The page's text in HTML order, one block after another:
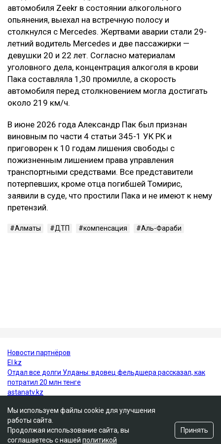
воздействия на причинителя вреда, —
говорится в постановлении суда.
В результате приговор в части гражданского иска
оставили без изменения.
Контекст
Смертельное ДТП произошло в ночь на 21 марта на
проспекте аль-Фараби в Алматы. По данным
следствия, Александр Пак, находясь за рулем
автомобиля Zeekr в состоянии алкогольного
опьянения, выехал на встречную полосу и
столкнулся с Mercedes. Жертвами аварии стали 29-
летний водитель Mercedes и две пассажирки —
девушки 20 и 22 лет. Согласно материалам
уголовного дела, концентрация алкоголя в крови
Пака составляла 1,30 промилле, а скорость
автомобиля перед столкновением могла достигать
около 219 км/ч.
Алматы ДТП
Мы используем файлы cookie для улучшения
работы сайта.
Продолжая использование сайта, вы
соглашаетесь с нашей политикой
Принять